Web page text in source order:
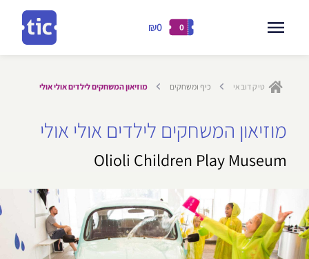
0
₪0
טיק דובאי כיף ומשחקים מוזיאון המשחקים לילדים אולי אולי
מוזיאון המשחקים לילדים אולי אולי
Olioli Children Play Museum